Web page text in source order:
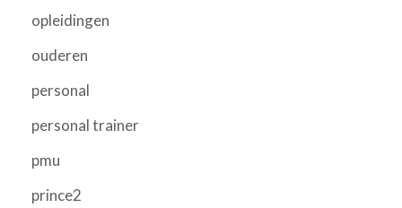
opleidingen
ouderen
personal
personal trainer
pmu
prince2